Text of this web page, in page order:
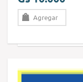
Agregar